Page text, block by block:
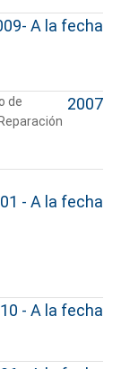
A la fecha
de
2007
- A la fecha
- A la fecha